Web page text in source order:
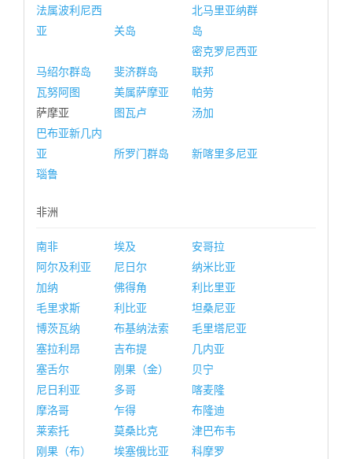
法属波利尼西
亚
关岛
北马里亚纳群
岛
马绍尔群岛 斐济群岛
密克罗尼西亚
联邦
瓦努阿图
美属萨摩亚
帕劳
萨摩亚
图瓦卢
汤加
巴布亚新几内
亚
所罗门群岛
新喀里多尼亚
瑙鲁
非洲
南非 埃及
安哥拉
阿尔及利亚
尼日尔
纳米比亚
加纳
佛得角
利比里亚
毛里求斯
利比亚
坦桑尼亚
博茨瓦纳
布基纳法索
毛里塔尼亚
塞拉利昂
吉布提
几内亚
塞舌尔
刚果（金）
贝宁
尼日利亚
多哥
喀麦隆
摩洛哥
乍得
布隆迪
莱索托
莫桑比克
津巴布韦
刚果（布）
埃塞俄比亚 科摩罗